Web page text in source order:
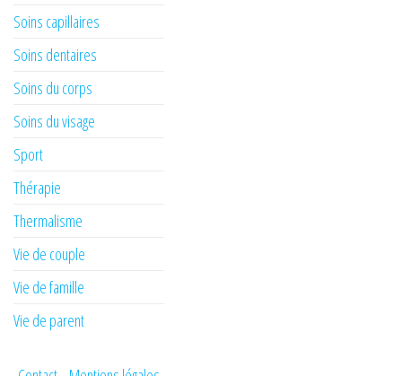
Soins capillaires
Soins dentaires
Soins du corps
Soins du visage
Sport
Thérapie
Thermalisme
Vie de couple
Vie de famille
Vie de parent